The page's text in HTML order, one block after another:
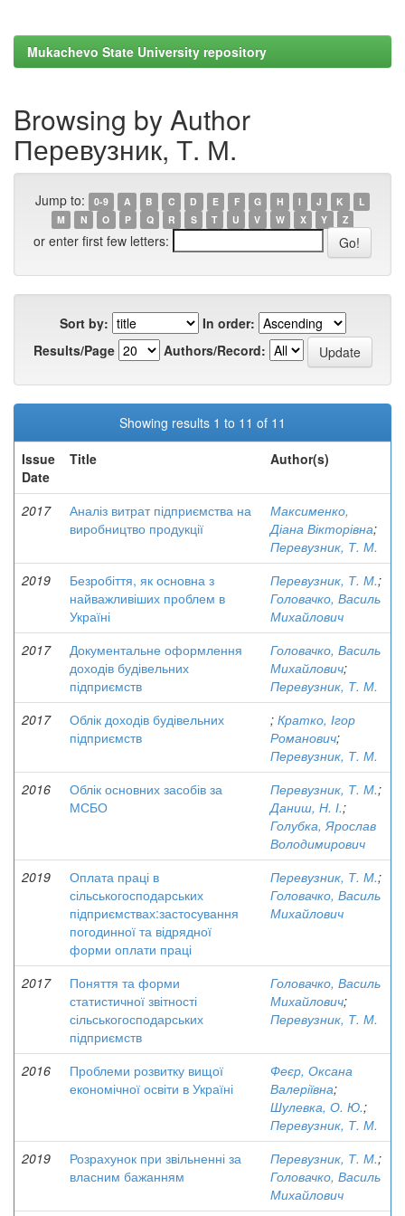
Mukachevo State University repository
Browsing by Author
Перевузник, Т. М.
Jump to: 0-9 A B C D E F G H I J K
L
M
N O P Q R S T U V W X Y Z
or enter first few letters:
Sort by:
In order:
Results/Page
Authors/Record:
Showing results 1 to 11 of 11
Issue
Date
Title Author(s)
2017
Аналіз витрат підприємства на
виробництво продукції
Максименко,
Діана Вікторівна;
Перевузник, Т. М.
2019
Безробіття, як основна з
найважливіших проблем в
Україні
Перевузник, Т. М.;
Головачко, Василь
Михайлович
2017
Документальне оформлення
доходів будівельних
підприємств
Головачко, Василь
Михайлович;
Перевузник, Т. М.
2017
Облік доходів будівельних
підприємств
; Кратко, Ігор
Романович;
Перевузник, Т. М.
2016
Облік основних засобів за
МСБО
Перевузник, Т. М.;
Даниш, Н. І.;
Голубка, Ярослав
Володимирович
2019
Оплата праці в
сільськогосподарських
підприємствах:застосування
погодинної та відрядної
форми оплати праці
Перевузник, Т. М.;
Головачко, Василь
Михайлович
2017
Поняття та форми
статистичної звітності
сільськогосподарських
підприємств
Головачко, Василь
Михайлович;
Перевузник, Т. М.
2016
Проблеми розвитку вищої
економічної освіти в Україні
Феєр, Оксана
Валеріївна;
Шулевка, О. Ю.;
Перевузник, Т. М.
2019
Розрахунок при звільненні за
власним бажанням
Перевузник, Т. М.;
Головачко, Василь
Михайлович